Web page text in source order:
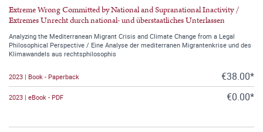
Extreme Wrong Committed by National and Supranational Inactivity /
Extremes Unrecht durch national- und überstaatliches Unterlassen
Analyzing the Mediterranean Migrant Crisis and Climate Change from a Legal
Philosophical Perspective / Eine Analyse der mediterranen Migrantenkrise und des
Klimawandels aus rechtsphilosophis
2023 | Book - Paperback €38.00*
2023 | eBook - PDF €0.00*